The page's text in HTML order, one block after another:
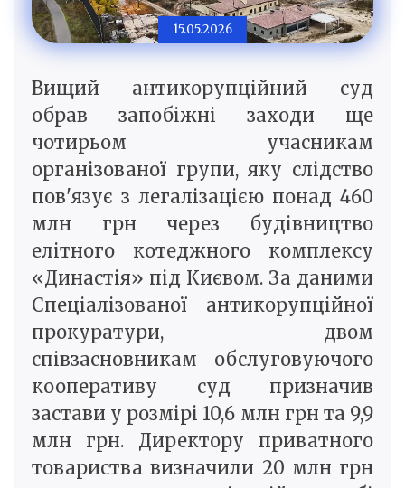
15.05.2026
Вищий антикорупційний суд
обрав запобіжні заходи ще
чотирьом учасникам
організованої групи, яку слідство
пов'язує з легалізацією понад 460
млн грн через будівництво
елітного котеджного комплексу
«Династія» під Києвом. За даними
Спеціалізованої антикорупційної
прокуратури, двом
співзасновникам обслуговуючого
кооперативу суд призначив
застави у розмірі 10,6 млн грн та 9,9
млн грн. Директору приватного
товариства визначили 20 млн грн